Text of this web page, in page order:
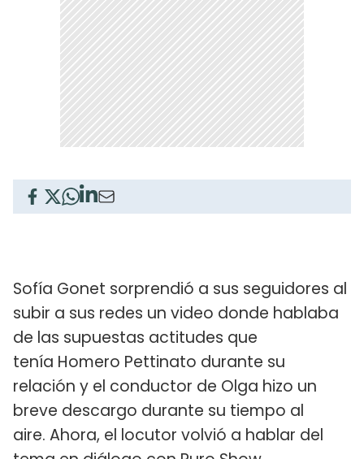
Sofía Gonet sorprendió a sus seguidores al
subir a sus redes un video donde hablaba
de las supuestas actitudes que
tenía Homero Pettinato durante su
relación y el conductor de Olga hizo un
breve descargo durante su tiempo al
aire. Ahora, el locutor volvió a hablar del